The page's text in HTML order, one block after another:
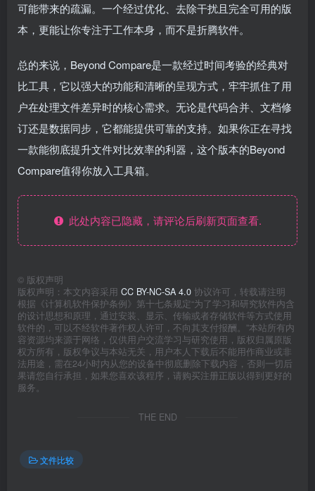
可能带来的疏漏。一个经过优化、去除干扰且完全可用的版
本，更能让你专注于工作本身，而不是折腾软件。
总的来说，Beyond Compare是一款经过时间考验的经典对
比工具，它以强大的功能和清晰的呈现方式，牢牢抓住了用
户在处理文件差异时的核心需求。无论是代码合并、文档修
订还是数据同步，它都能提供可靠的支持。如果你正在寻找
一款能彻底提升文件对比效率的利器，这个版本的Beyond
Compare值得你放入工具箱。
此处内容已隐藏，请评论后刷新页面查看.
© 版权声明
版权声明：本文内容采用 CC BY-NC-SA 4.0 协议许可，转载请注明
根据《计算机软件保护条例》第十七条规定“为了学习和研究软件内含
的设计思想和原理，通过安装、显示、传输或者存储软件等方式使用
软件的，可以不经软件著作权人许可，不向其支付报酬。”本站所有内
容资源均来源于网络，仅供用户交流学习与研究使用，版权归属原版
权方所有，版权争议与本站无关，用户本人下载后不能用作商业或非
法用途，需在24小时内从您的设备中彻底删除下载内容，否则一切后
果请您自行承担，如果您喜欢该程序，请购买注册正版以得到更好的
服务。
THE END
文件比较